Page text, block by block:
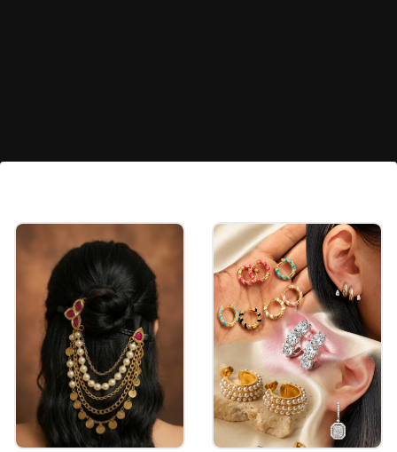
వెల్వెట్ ఫ్యాబ్రిక్‌తో బ్యాక్ బో బ్లౌజ్ డిజైన్ చేయించుకోవచ్చు.
ఇలాంటి బ్లౌజ్‌లు ప్లెయిన్‌గా ఉంటేనే చాలా అందంగా
కనిపిస్తాయి.
Image credits: instagram